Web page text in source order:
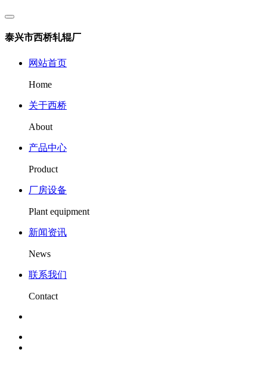
泰兴市西桥轧辊厂
网站首页
Home
关于西桥
About
产品中心
Product
厂房设备
Plant equipment
新闻资讯
News
联系我们
Contact